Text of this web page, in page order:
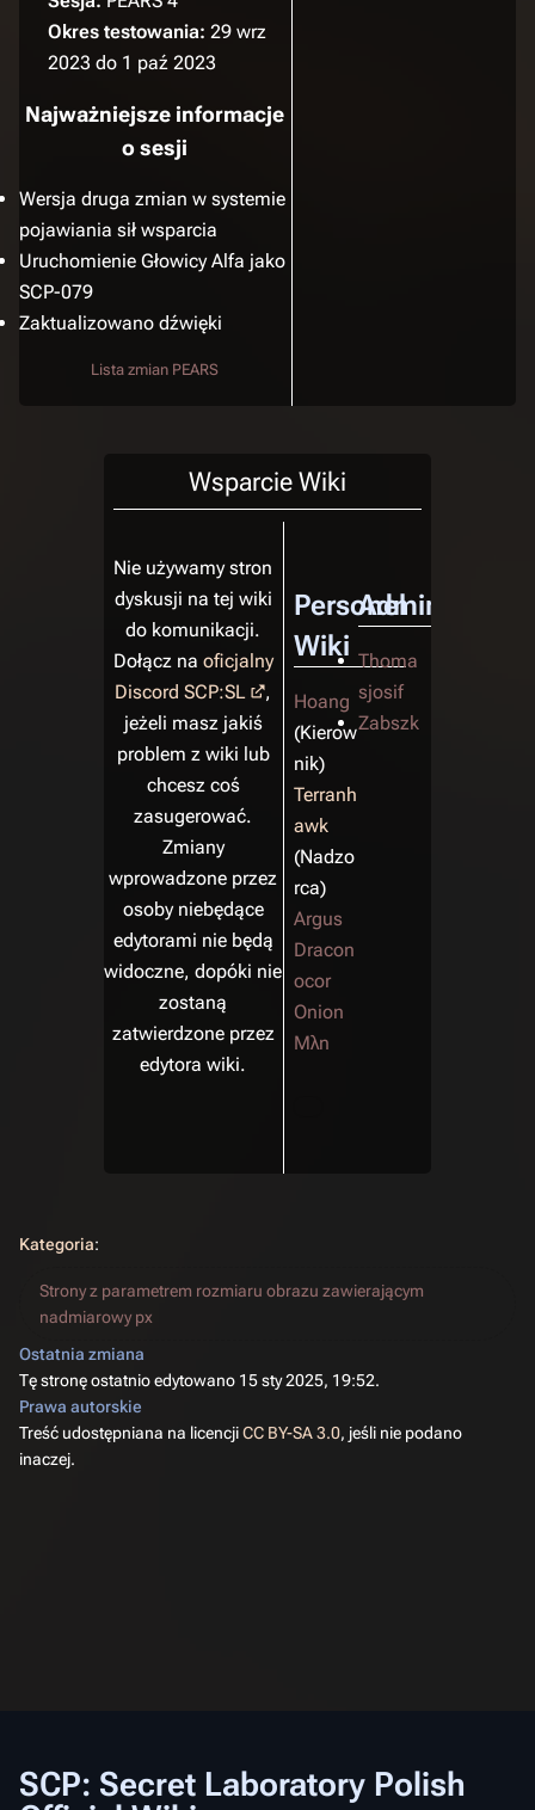
Okres testowania: 29 wrz
2023 do 1 paź 2023
Najważniejsze informacje
o sesji
Wersja druga zmian w systemie
pojawiania sił wsparcia
Uruchomienie Głowicy Alfa jako
SCP-079
Zaktualizowano dźwięki
Lista zmian PEARS
Wsparcie Wiki
Personel
Wiki
Hoang
(Kierow
nik)
Terranh
awk
(Nadzo
rca)
Argus
Dracon
ocor
Onion
Mλn
Thoma
sjosif
Zabszk
Nie używamy stron
dyskusji na tej wiki
do komunikacji.
Dołącz na oficjalny
Discord SCP:SL
,
jeżeli masz jakiś
problem z wiki lub
chcesz coś
zasugerować.
Zmiany
wprowadzone przez
osoby niebędące
edytorami nie będą
widoczne, dopóki nie
zostaną
zatwierdzone przez
edytora wiki.
Kategoria:
Strony z parametrem rozmiaru obrazu zawierającym
nadmiarowy px
Ostatnia zmiana
Tę stronę ostatnio edytowano 15 sty 2025, 19:52.
Prawa autorskie
Treść udostępniana na licencjiCC BY-SA 3.0, jeśli nie podano
inaczej.
SCP: Secret Laboratory Polish